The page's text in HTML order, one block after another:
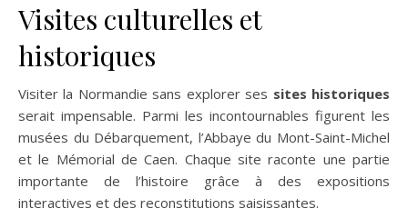
Visites culturelles et
historiques
Visiter la Normandie sans explorer ses sites historiques
serait impensable. Parmi les incontournables figurent les
musées du Débarquement, l’Abbaye du Mont-Saint-Michel
et le Mémorial de Caen. Chaque site raconte une partie
importante de l’histoire grâce à des expositions
interactives et des reconstitutions saisissantes.